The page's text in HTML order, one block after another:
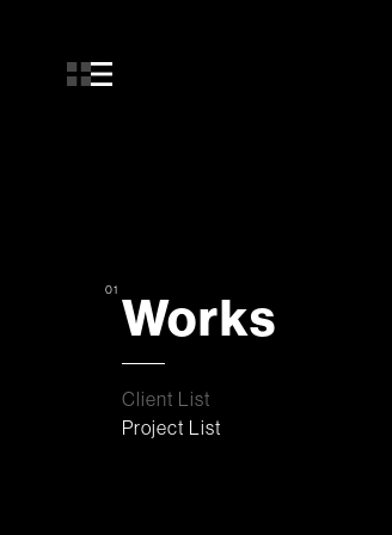
01 Works
Client List
Project List